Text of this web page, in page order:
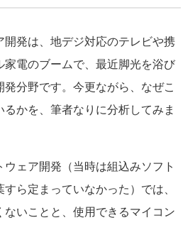
発は、地デジ対応のテレビや携
電のブームで、最近脚光を浴び
分野です。今更ながら、なぜこ
かを、筆者なりに分析してみま
ェア開発（当時は組込みソフト
ら定まっていなかった）では、
いことと、使用できるマイコン